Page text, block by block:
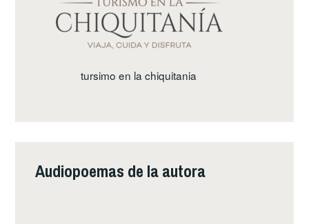
tursimo en la chiquitania
Audiopoemas de la autora